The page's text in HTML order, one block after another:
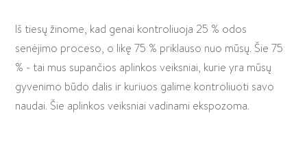
Iš tiesų žinome, kad genai kontroliuoja 25 % odos
senėjimo proceso, o likę 75 % priklauso nuo mūsų. Šie 75
% - tai mus supančios aplinkos veiksniai, kurie yra mūsų
gyvenimo būdo dalis ir kuriuos galime kontroliuoti savo
naudai. Šie aplinkos veiksniai vadinami ekspozoma.